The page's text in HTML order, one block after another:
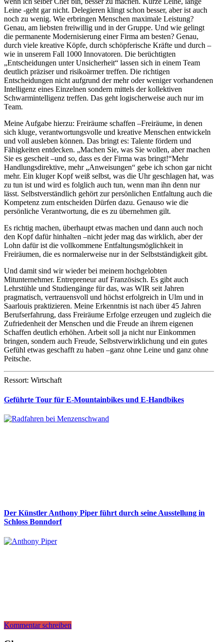
Leine -geht gar nicht. Delegieren klingt schon besser, aber ist auch
noch zu wenig. Wie erbringen Menschen maximale Leistung?
Genau, am liebsten freiwillig und in der Gruppe. Und wie gelingt
die permanente Modernisierung einer Firma am besten? Genau,
durch viele kreative Köpfe, durch schöpferische Kräfte und durch –
wie in unserem Fall 1000 Innovatoren. Die berüchtigten
„Entscheidungen unter Unsicherheit“ lassen sich in einem Team
deutlich präziser und risikoärmer treffen. Die richtigen
Entscheidungen nicht aufgrund der mehr oder weniger vorhandenen
Intelligenz eines Einzelnen sondern mittels der kollektiven
Schwarmintelligenz treffen. Das geht logischerweise auch nur im
Team.
Meine Aufgabe hierzu: Freiräume schaffen –Freiräume, in denen
sich kluge, verantwortungsvolle und kreative Menschen entwickeln
und voll ausleben können. Das bringt es: Talente fördern und
Fähigkeiten entdecken. „Machen Sie, was Sie wollen, aber machen
Sie es gescheit –und so, dass es der Firma was bringt!“Mehr
Handlungsdirektive, mehr „Anweisungen“ gebe ich schon gar nicht
mehr. Ein kluger Kopf weiß selbst, was die Uhr geschlagen hat, was
zu tun ist und wird es folglich auch tun, wenn man ihn denn nur
lässt. Selbstverständlich gehört zur persönlichen Entfaltung auch die
Kompetenz zum entscheiden Dürfen dazu. Genauso wie die
persönliche Verantwortung, die es zu übernehmen gilt.
Es richtig machen, überhaupt etwas machen und dann auch noch
den Kopf dafür hinhalten –nicht jeder mag das wirklich, aber der
Lohn dafür ist die vollkommene Entfaltungsmöglichkeit in
Freiräumen, die es normalerweise nur in der Selbstständigkeit gibt.
Und damit sind wir wieder bei meinem hochgelobten
Mitunternehmer. Entrepreneur auf Französisch. Es gibt auch
Lehrstühle und Studiengänge für das, was WIR seit Jahren
pragmatisch, vertrauensvoll und höchst erfolgreich in Ulm und in
Saarlouis praktizieren. Meine Erkenntnis ist nach über 45 Jahren
Berufserfahrung, dass Freiräume Erfolge erzeugen und zugleich die
Zufriedenheit der Menschen und die Freude an ihrem eigenen
Schaffen deutlich erhöhen. Arbeit soll ja nicht nur Einkommen
bringen, sondern auch Freude, Selbstverwirklichung und ein gutes
Gefühl etwas geschafft zu haben –ganz ohne Leine und ganz ohne
Peitsche.
Ressort: Wirtschaft
Geführte Tour für E-Mountainbikes und E-Handbikes
Der Künstler Anthony Piper führt durch seine Ausstellung in
Schloss Bonndorf
Kommentar schreiben